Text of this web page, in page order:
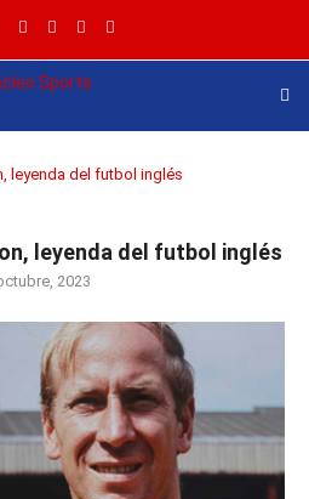
leyenda del futbol inglés
leyenda del futbol inglés
2023